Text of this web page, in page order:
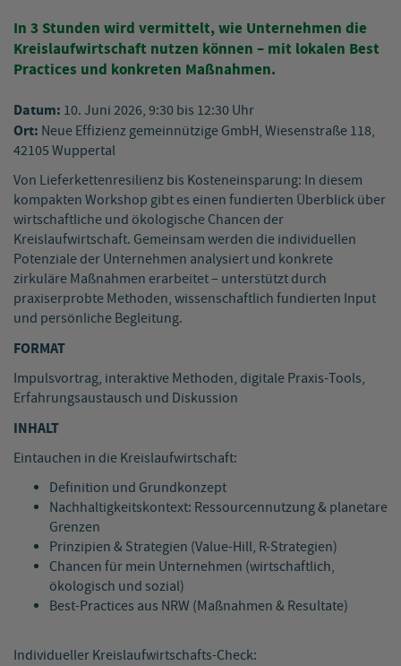
In 3 Stunden wird vermittelt, wie Unternehmen die
Kreislaufwirtschaft nutzen können – mit lokalen Best
Practices und konkreten Maßnahmen.
Datum: 10. Juni 2026, 9:30 bis 12:30 Uhr
Ort: Neue Effizienz gemeinnützige GmbH, Wiesenstraße 118,
42105 Wuppertal
Von Lieferkettenresilienz bis Kosteneinsparung: In diesem
kompakten Workshop gibt es einen fundierten Überblick über
wirtschaftliche und ökologische Chancen der
Kreislaufwirtschaft. Gemeinsam werden die individuellen
Potenziale der Unternehmen analysiert und konkrete
zirkuläre Maßnahmen erarbeitet – unterstützt durch
praxiserprobte Methoden, wissenschaftlich fundierten Input
und persönliche Begleitung.
FORMAT
Impulsvortrag, interaktive Methoden, digitale Praxis-Tools,
Erfahrungsaustausch und Diskussion
INHALT
Eintauchen in die Kreislaufwirtschaft:
Definition und Grundkonzept
Nachhaltigkeitskontext: Ressourcennutzung & planetare
Grenzen
Prinzipien & Strategien (Value-Hill, R-Strategien)
Chancen für mein Unternehmen (wirtschaftlich,
ökologisch und sozial)
Best-Practices aus NRW (Maßnahmen & Resultate)
Individueller Kreislaufwirtschafts-Check: